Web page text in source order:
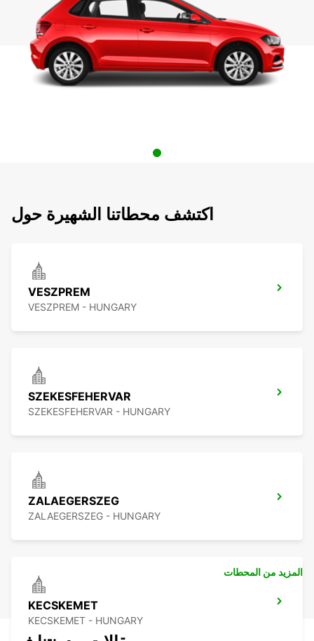
اكتشف محطاتنا الشهيرة حول
VESZPREM
VESZPREM - HUNGARY
SZEKESFEHERVAR
SZEKESFEHERVAR - HUNGARY
ZALAEGERSZEG
ZALAEGERSZEG - HUNGARY
KECSKEMET
KECSKEMET - HUNGARY
المزيد من المحطات